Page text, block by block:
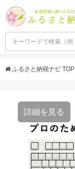
ふるさと納税ナビ TOP
詳細を見る